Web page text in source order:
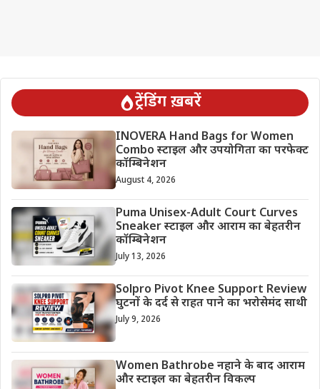
ट्रेंडिंग ख़बरें
INOVERA Hand Bags for Women
Combo स्टाइल और उपयोगिता का परफेक्ट
कॉम्बिनेशन
August 4, 2026
Puma Unisex-Adult Court Curves
Sneaker स्टाइल और आराम का बेहतरीन
कॉम्बिनेशन
July 13, 2026
Solpro Pivot Knee Support Review
घुटनों के दर्द से राहत पाने का भरोसेमंद साथी
July 9, 2026
Women Bathrobe नहाने के बाद आराम
और स्टाइल का बेहतरीन विकल्प